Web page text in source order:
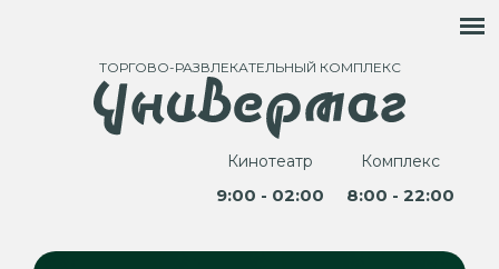
ТОРГОВО-РАЗВЛЕКАТЕЛЬНЫЙ КОМПЛЕКС
Кинотеатр
9:00 - 02:00
Комплекс
8:00 - 22:00